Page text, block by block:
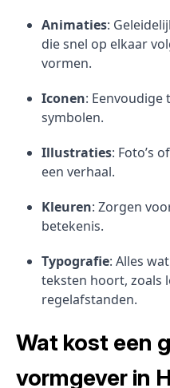
Animaties:
die snel op elkaar
vormen.
Iconen:
symbolen.
Illustraties: Foto’s
een verhaal.
Kleuren: Zorgen
betekenis.
Typografie: Alles
teksten hoort, zoals
regelafstanden.
Wat kost een
vormgever in